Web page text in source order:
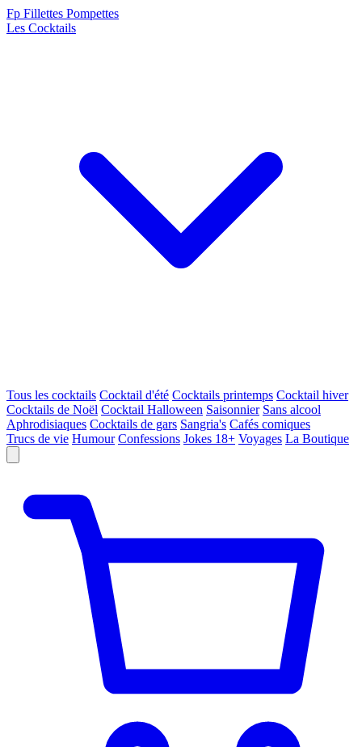
Fp Fillettes Pompettes
Les Cocktails
Tous les cocktails Cocktail d'été Cocktails printemps Cocktail hiver
Cocktails de Noël Cocktail Halloween Saisonnier Sans alcool
Aphrodisiaques Cocktails de gars Sangria's Cafés comiques
Trucs de vie Humour Confessions Jokes 18+ Voyages La Boutique